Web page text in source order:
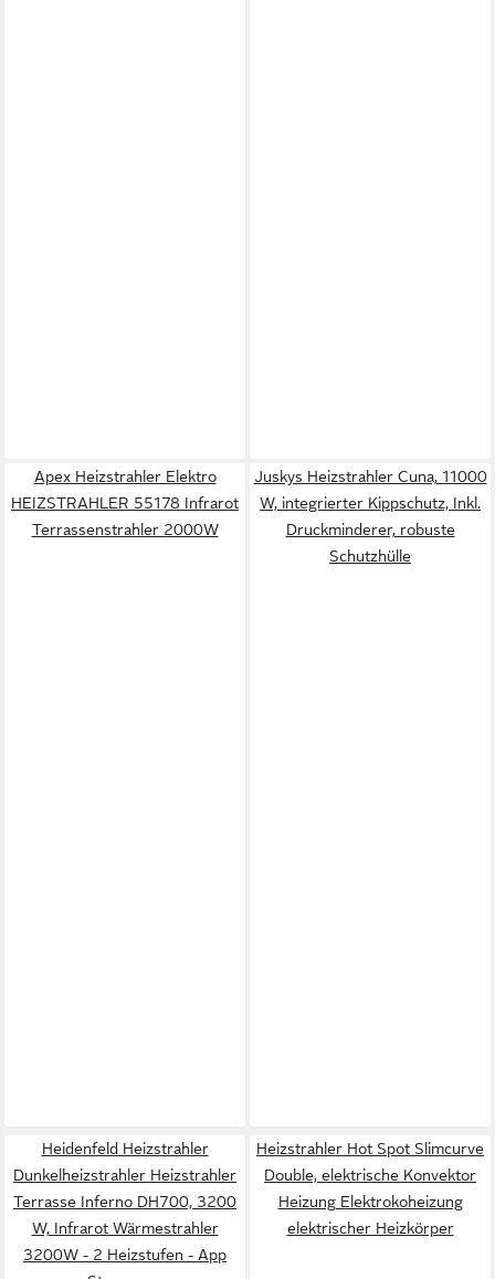
Apex Heizstrahler Elektro
HEIZSTRAHLER 55178 Infrarot
Terrassenstrahler 2000W
Juskys Heizstrahler Cuna, 11000
W, integrierter Kippschutz, Inkl.
Druckminderer, robuste
Schutzhülle
Heidenfeld Heizstrahler
Dunkelheizstrahler Heizstrahler
Terrasse Inferno DH700, 3200
W, Infrarot Wärmestrahler
3200W - 2 Heizstufen - App
Heizstrahler Hot Spot Slimcurve
Double, elektrische Konvektor
Heizung Elektrokoheizung
elektrischer Heizkörper